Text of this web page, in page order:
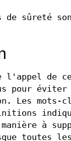
de sûreté
l'appel de
pour éviter
Les
à
toutes